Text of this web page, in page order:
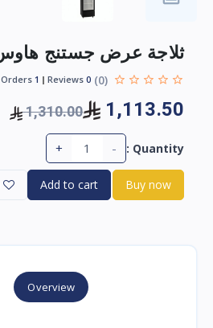
ثلاجة عرض جستنج هاوس 230
(0)
0
1
1,113.50
1,310.00
Quantity :
-
+
Buy now
Add to cart
Overview